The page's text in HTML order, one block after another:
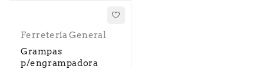
Ferretería General
Grampas
p/engrampadora